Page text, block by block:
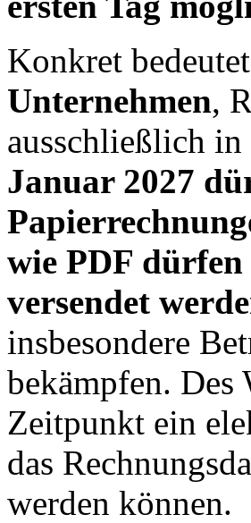
Konkret
Unternehmen,
ausschließlich
Januar 2027
wie PDF
versendet
insbesondere
bekämpfen. Des
Zeitpunkt ein
das
werden können.